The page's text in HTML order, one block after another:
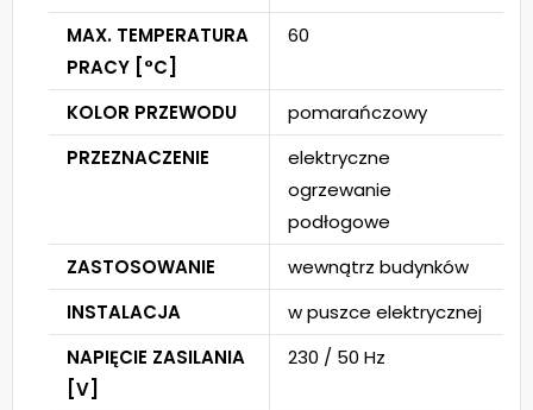
MAX. TEMPERATURA
PRACY [°C]
60
KOLOR PRZEWODU
pomarańczowy
PRZEZNACZENIE
elektryczne
ogrzewanie
podłogowe
ZASTOSOWANIE
wewnątrz budynków
INSTALACJA
w puszce elektrycznej
NAPIĘCIE ZASILANIA
[V]
230 / 50 Hz